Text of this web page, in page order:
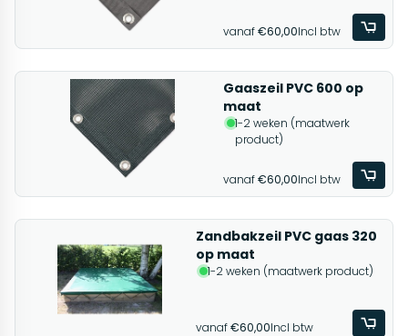
vanaf€60,00Incl btw
Gaaszeil PVC 600 op
maat
1-2 weken (maatwerk
product)
vanaf €60,00Incl btw
Zandbakzeil PVC gaas 320
op maat
1-2 weken (maatwerk product)
vanaf€60,00Incl btw